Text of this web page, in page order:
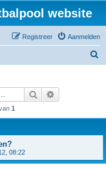
website
Aanmelden
Registreer
Zoek
1
08:22